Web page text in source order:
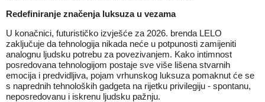
Redefiniranje značenja luksuza u vezama
U konačnici, futurističko izvješće za 2026. brenda LELO
zaključuje da tehnologija nikada neće u potpunosti zamijeniti
analognu ljudsku potrebu za povezivanjem. Kako intimnost
posredovana tehnologijom postaje sve više lišena stvarnih
emocija i predvidljiva, pojam vrhunskog luksuza pomaknut će se
s naprednih tehnoloških gadgeta na rijetku privilegiju - spontanu,
neposredovanu i iskrenu ljudsku pažnju.